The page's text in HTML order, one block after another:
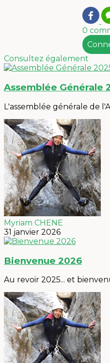
0
Consultez également
Assemblée Générale
L'assemblée générale de
Myriam CHENE
31 janvier 2026
Bienvenue 2026
Au revoir 2025... et